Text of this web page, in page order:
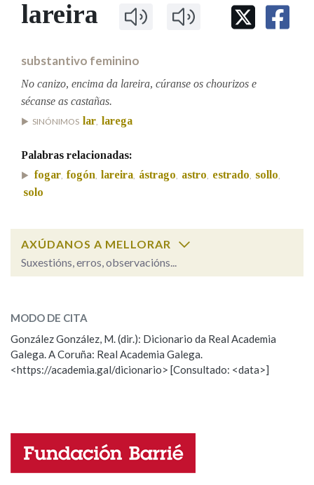
IDENTIDADE CORPORATIVA
MARCIAL DEL ADALID
FIGURAS HOMENAXEADAS
PRIMAVERA DAS LETRAS
Facebook
TwitterYoutubeInstagramBluesky
BUSCAR NOS LEMAS
Remata por
Contén
Nas definicións
Na fraseoloxía
Marcas gramaticais
lareira
substantivo feminino
No canizo, encima da lareira, cúranse os chourizos e
sécanse as castañas.
SINÓNIMOS lar, larega
Palabras relacionadas:
fogar, fogón, lareira, ástrago, astro, estrado, sollo,
solo
AXÚDANOS A MELLORAR
Suxestións, erros, observacións...
ESCOLLE UNHA OPCIÓN:
Observación Hai un erro na palabra
Propoño mellorar a definición
Nome
MODO DE CITA
González González, M. (dir.): Dicionario da Real Academia
Galega. A Coruña: Real Academia Galega.
<https://academia.gal/dicionario> [Consultado: <data>]